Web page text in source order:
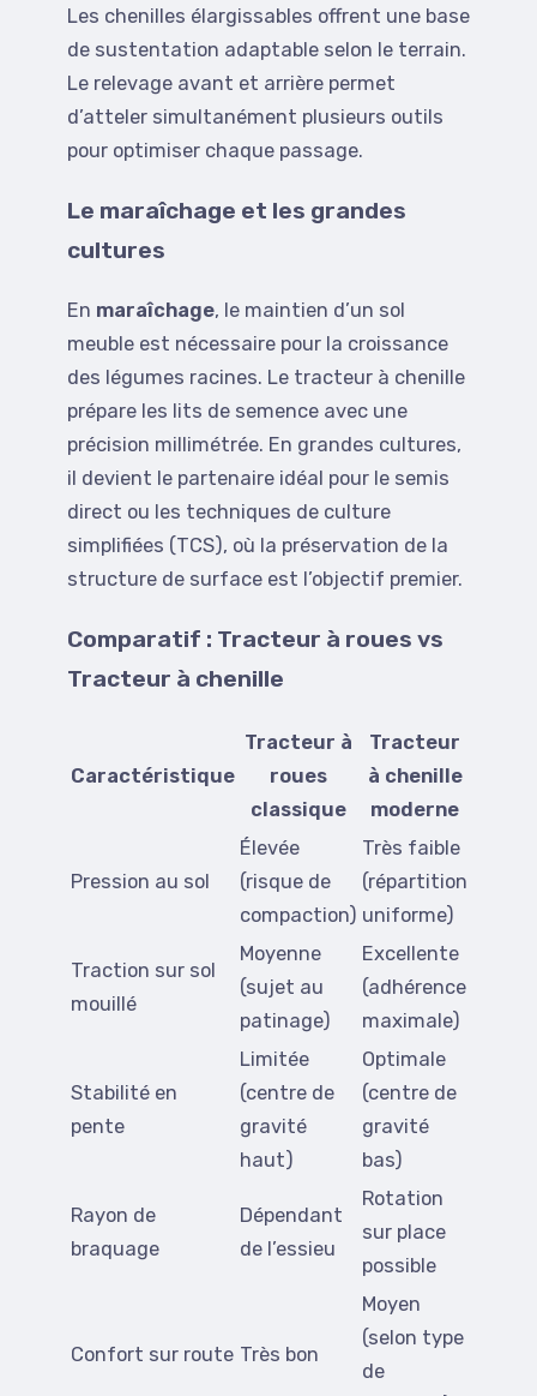
Les chenilles élargissables offrent une base
de sustentation adaptable selon le terrain.
Le relevage avant et arrière permet
d’atteler simultanément plusieurs outils
pour optimiser chaque passage.
Le maraîchage et les grandes
cultures
En maraîchage, le maintien d’un sol
meuble est nécessaire pour la croissance
des légumes racines. Le tracteur à chenille
prépare les lits de semence avec une
précision millimétrée. En grandes cultures,
il devient le partenaire idéal pour le semis
direct ou les techniques de culture
simplifiées (TCS), où la préservation de la
structure de surface est l’objectif premier.
Comparatif : Tracteur à roues vs
Tracteur à chenille
Caractéristique
Tracteur à
roues
classique
Tracteur
à chenille
moderne
Pression au sol
Élevée
(risque de
compaction)
Très faible
(répartition
uniforme)
Traction sur sol
mouillé
Moyenne
(sujet au
patinage)
Excellente
(adhérence
maximale)
Stabilité en
pente
Limitée
(centre de
gravité
haut)
Optimale
(centre de
gravité
bas)
Rayon de
braquage
Dépendant
de l’essieu
Rotation
sur place
possible
Confort sur route Très bon
Moyen
(selon type
de